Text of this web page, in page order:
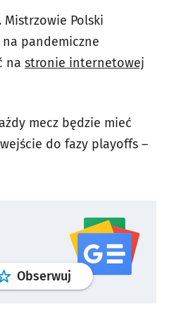
Mistrzowie Polski
na pandemiczne
na stronie internetowej
mecz będzie mieć
do fazy playoffs –
Obserwuj profilgoogle news